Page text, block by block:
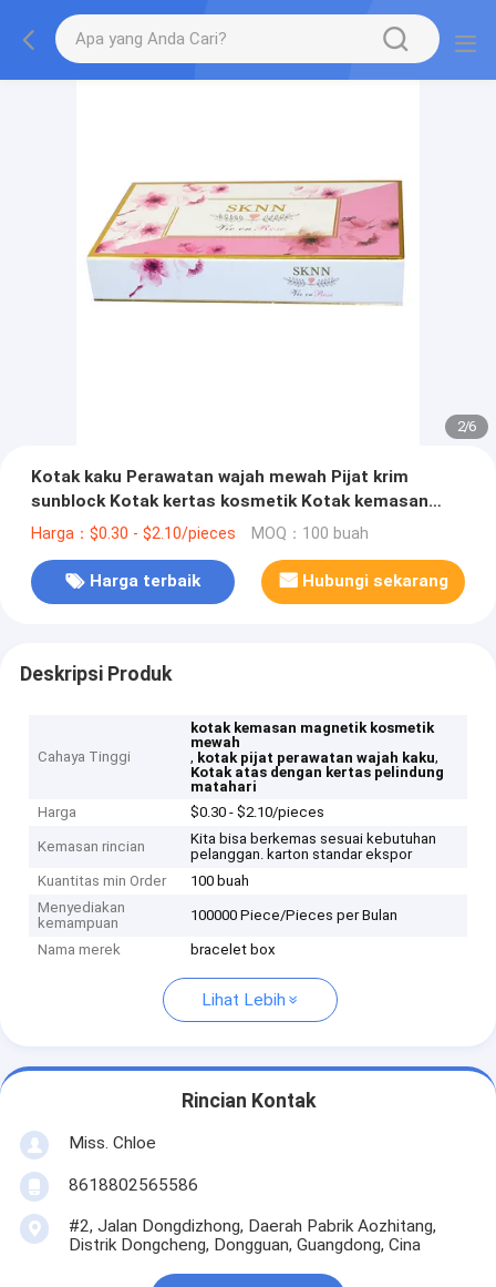
2/6
Kotak kaku Perawatan wajah mewah Pijat krim
sunblock Kotak kertas kosmetik Kotak kemasan
magnetik
Harga：$0.30 - $2.10/pieces MOQ：100 buah
Harga terbaik Hubungi sekarang
Deskripsi Produk
Cahaya Tinggi
kotak kemasan magnetik kosmetik
mewah
, kotak pijat perawatan wajah kaku,
Kotak atas dengan kertas pelindung
matahari
Harga
$0.30 - $2.10/pieces
Kemasan rincian
Kita bisa berkemas sesuai kebutuhan
pelanggan. karton standar ekspor
Kuantitas min Order
100 buah
Menyediakan
kemampuan
100000 Piece/Pieces per Bulan
Nama merek bracelet box
Lihat Lebih
Rincian Kontak
Miss. Chloe
8618802565586
#2, Jalan Dongdizhong, Daerah Pabrik Aozhitang,
Distrik Dongcheng, Dongguan, Guangdong, Cina